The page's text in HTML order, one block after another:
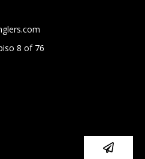
8 of 76